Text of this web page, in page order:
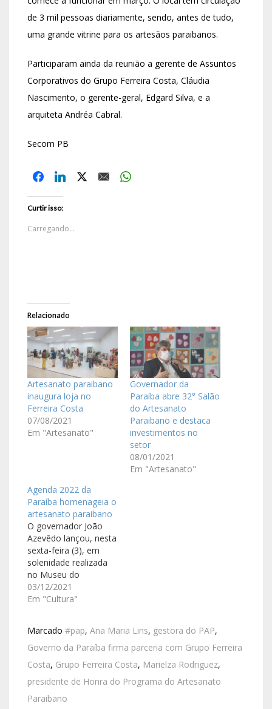
de 3 mil pessoas diariamente, sendo, antes de tudo,
uma grande vitrine para os artesãos paraibanos.
Participaram ainda da reunião a gerente de Assuntos
Corporativos do Grupo Ferreira Costa, Cláudia
Nascimento, o gerente-geral, Edgard Silva, e a
arquiteta Andréa Cabral.
Secom PB
Curtir isso:
Carregando...
Relacionado
Artesanato paraibano
inaugura loja no
Ferreira Costa
07/08/2021
Em "Artesanato"
Governador da
Paraíba abre 32° Salão
do Artesanato
Paraibano e destaca
investimentos no
setor
08/01/2021
Em "Artesanato"
Agenda 2022 da
Paraíba homenageia o
artesanato paraibano
O governador João
Azevêdo lançou, nesta
sexta-feira (3), em
solenidade realizada
no Museu do
Artesanato Paraibano,
em João Pessoa, a
Estado do
Artesanato", a
publicação
institucional
promoverá ainda mais
a divulgação do
03/12/2021
Em "Cultura"
Marcado #pap, Ana Maria Lins, gestora do PAP,
Governo da Paraíba firma parceria com Grupo Ferreira
Costa, Grupo Ferreira Costa, Marielza Rodriguez,
presidente de Honra do Programa do Artesanato
Paraibano